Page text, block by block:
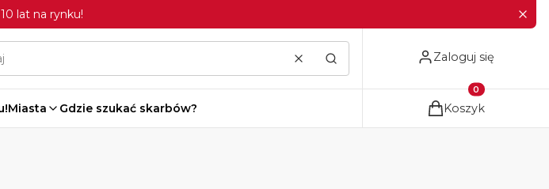
lat na rynku!
WyczyśćSzukaj
Zaloguj się
Miasta Gdzie szukać skarbów?
Produkty w
Koszyk